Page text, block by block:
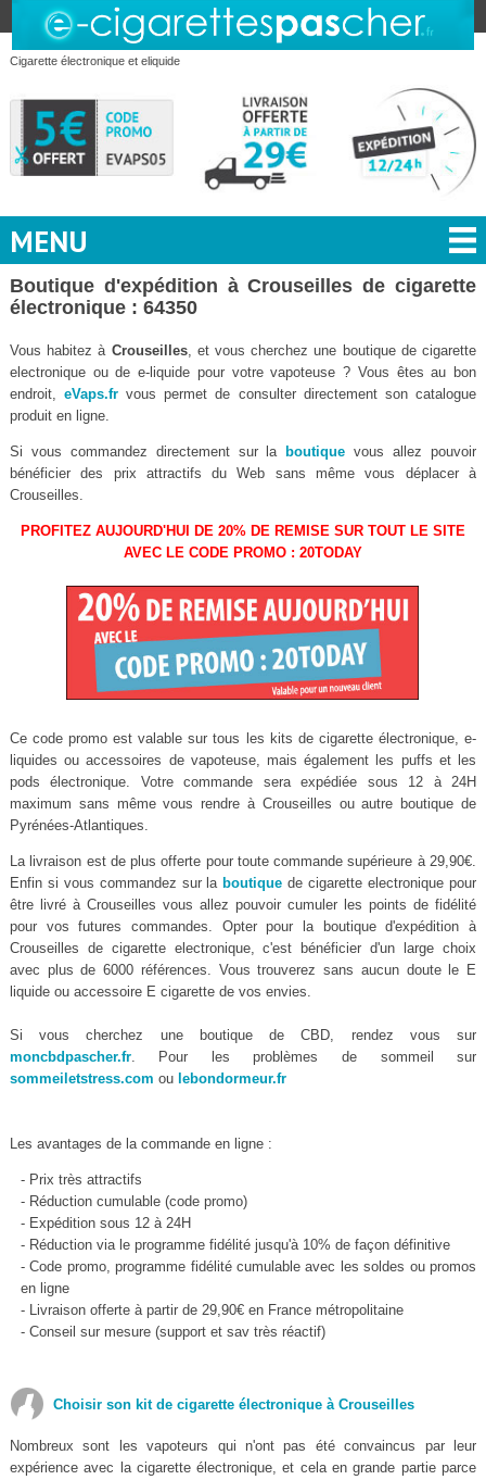
Cigarette électronique et eliquide
MENU
Boutique d'expédition à Crouseilles de cigarette
électronique : 64350
Vous habitez à Crouseilles, et vous cherchez une boutique de cigarette
electronique ou de e-liquide pour votre vapoteuse ? Vous êtes au bon
endroit,eVaps.fr vous permet de consulter directement son catalogue
produit en ligne.
Si vous commandez directement sur la boutique vous allez pouvoir
bénéficier des prix attractifs du Web sans même vous déplacer à
Crouseilles.
PROFITEZ AUJOURD'HUI DE 20% DE REMISE SUR TOUT LE SITE
AVEC LE CODE PROMO : 20TODAY
Ce code promo est valable sur tous les kits de cigarette électronique, e-
liquides ou accessoires de vapoteuse, mais également les puffs et les
pods électronique. Votre commande sera expédiée sous 12 à 24H
maximum sans même vous rendre à Crouseilles ou autre boutique de
Pyrénées-Atlantiques.
La livraison est de plus offerte pour toute commande supérieure à 29,90€.
Enfin si vous commandez sur la boutique de cigarette electronique pour
être livré à Crouseilles vous allez pouvoir cumuler les points de fidélité
pour vos futures commandes. Opter pour la boutique d'expédition à
Crouseilles de cigarette electronique, c'est bénéficier d'un large choix
avec plus de 6000 références. Vous trouverez sans aucun doute le E
liquide ou accessoire E cigarette de vos envies.
Si vous cherchez une boutique de CBD, rendez vous sur
moncbdpascher.fr. Pour les problèmes de sommeil sur
sommeiletstress.com ou lebondormeur.fr
Les avantages de la commande en ligne :
- Prix très attractifs
- Réduction cumulable (code promo)
- Expédition sous 12 à 24H
- Réduction via le programme fidélité jusqu'à 10% de façon définitive
- Code promo, programme fidélité cumulable avec les soldes ou promos
en ligne
- Livraison offerte à partir de 29,90€ en France métropolitaine
- Conseil sur mesure (support et sav très réactif)
Choisir son kit de cigarette électronique à Crouseilles
Nombreux sont les vapoteurs qui n'ont pas été convaincus par leur
expérience avec la cigarette électronique, et cela en grande partie parce